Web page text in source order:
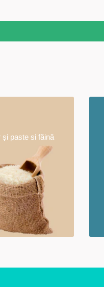
și paste si făină